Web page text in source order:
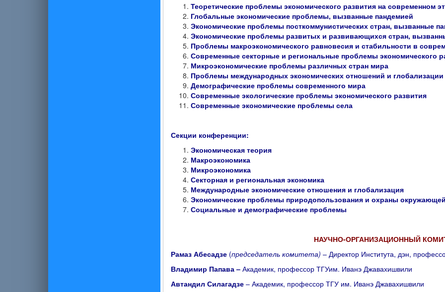
Теоретические проблемы экономического развития на современном
Глобальные экономические проблемы, вызванные пандемией
Экономические проблемы посткоммунистических стран, вызванные
Экономические проблемы развитых и развивающихся стран,
Проблемы макроэкономического равновесия и стабильности в
Современные секторные и региональные проблемы экономического
Микроэкономические проблемы различных стран мира
Проблемы международных экономических отношений и глобализации
Демографические проблемы современного мира
Современные экологические проблемы экономического развития
Современные экономические проблемы села
Секции конференции:
Экономическая теория
Макроэкономика
Микроэкономика
Секторная и региональная экономика
Международные экономические отношения и глобализация
Экономические проблемы природопользования и охраны
Социальные и демографические проблемы
НАУЧНО-ОРГАНИЗАЦИОННЫЙ
Рамаз Абесадзе (председатель комитета) – Директор Института, дэн,
Владимир Папава – Академик, профессор ТГУим. Иванэ Джавахишвили
Автандил Силагадзе – Академик, профессор ТГУ им. Иванэ Джавахишвили